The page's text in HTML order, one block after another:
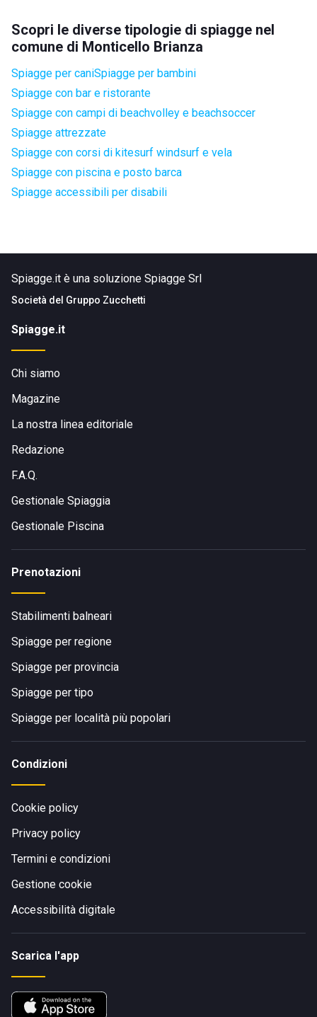
Scopri le diverse tipologie di spiagge nel
comune di Monticello Brianza
Spiagge per caniSpiagge per bambini
Spiagge con bar e ristorante
Spiagge con campi di beachvolley e beachsoccer
Spiagge attrezzate
Spiagge con corsi di kitesurf windsurf e vela
Spiagge con piscina e posto barca
Spiagge accessibili per disabili
Spiagge.it è una soluzione Spiagge Srl
Società del Gruppo Zucchetti
Spiagge.it
Chi siamo
Magazine
La nostra linea editoriale
Redazione
F.A.Q.
Gestionale Spiaggia
Gestionale Piscina
Prenotazioni
Stabilimenti balneari
Spiagge per regione
Spiagge per provincia
Spiagge per tipo
Spiagge per località più popolari
Condizioni
Cookie policy
Privacy policy
Termini e condizioni
Gestione cookie
Accessibilità digitale
Scarica l'app